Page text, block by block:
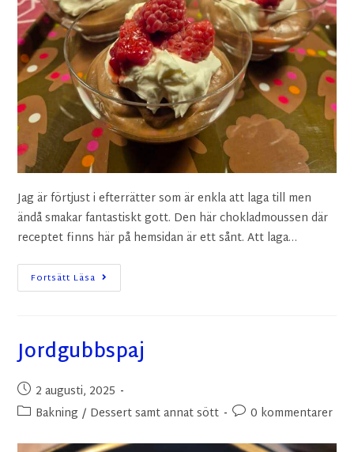
Jag är förtjust i efterrätter som är enkla att laga till men
ändå smakar fantastiskt gott. Den här chokladmoussen där
receptet finns här på hemsidan är ett sånt. Att laga…
Fortsätt Läsa
Jordgubbspaj
2 augusti, 2025
Bakning / Dessert samt annat sött 0 kommentarer